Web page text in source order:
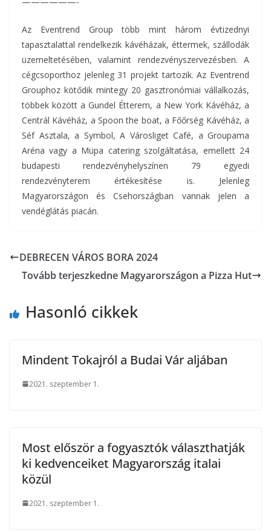
Az Eventrend Group több mint három évtizednyi
tapasztalattal rendelkezik kávéházak, éttermek, szállodák
üzemeltetésében, valamint rendezvényszervezésben. A
cégcsoporthoz jelenleg 31 projekt tartozik. Az Eventrend
Grouphoz kötődik mintegy 20 gasztronómiai vállalkozás,
többek között a Gundel Étterem, a New York Kávéház, a
Centrál Kávéház, a Spoon the boat, a Főőrség Kávéház, a
Séf Asztala, a Symbol, A Városliget Café, a Groupama
Aréna vagy a Müpa catering szolgáltatása, emellett 24
budapesti rendezvényhelyszínen 79 egyedi
rendezvényterem értékesítése is. Jelenleg
Magyarországon és Csehországban vannak jelen a
vendéglátás piacán.
DEBRECEN VÁROS BORA 2024
Tovább terjeszkedne Magyarországon a Pizza Hut
Hasonló cikkek
Mindent Tokajról a Budai Vár aljában
2021. szeptember 1.
Most először a fogyasztók választhatják
ki kedvenceiket Magyarország italai
közül
2021. szeptember 1.